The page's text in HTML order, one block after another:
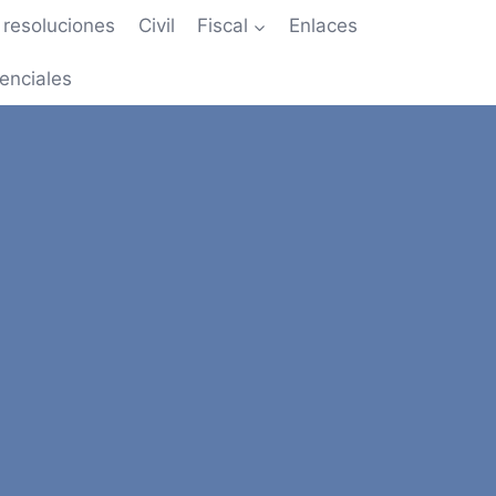
Civil Fiscal Enlaces